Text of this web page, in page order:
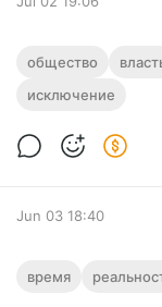
INERIS
социальная
общество
исключение
Jun 03 18:40
Почему
время